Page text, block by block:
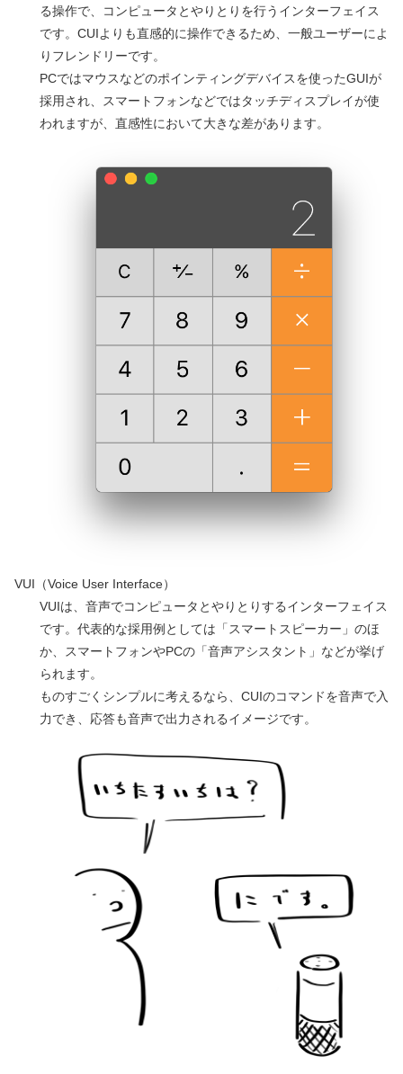
る操作で、コンピュータとやりとりを行うインターフェイス
です。CUIよりも直感的に操作できるため、一般ユーザーによ
りフレンドリーです。
PCではマウスなどのポインティングデバイスを使ったGUIが
採用され、スマートフォンなどではタッチディスプレイが使
われますが、直感性において大きな差があります。
VUI（Voice User Interface）
VUIは、音声でコンピュータとやりとりするインターフェイス
です。代表的な採用例としては「スマートスピーカー」のほ
か、スマートフォンやPCの「音声アシスタント」などが挙げ
られます。
ものすごくシンプルに考えるなら、CUIのコマンドを音声で入
力でき、応答も音声で出力されるイメージです。